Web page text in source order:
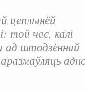
цеплынёй
той час, калі
ад штодзённай